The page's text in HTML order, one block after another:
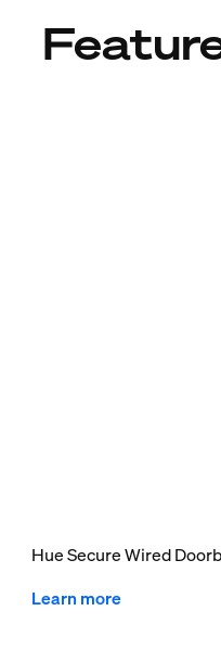
Hue Secure Wired
Learn more